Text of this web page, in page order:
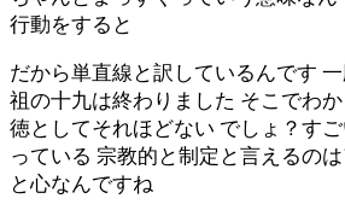
行動をすると
だから単直線と訳しているんです
祖の十九は終わりました そこでわ
徳としてそれほどない でしょ？す
っている 宗教的と制定と言えるの
と心なんですね